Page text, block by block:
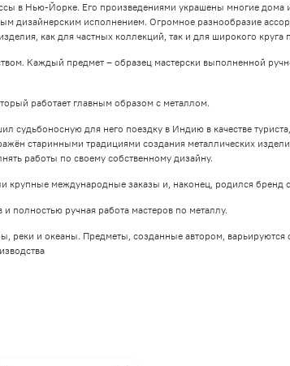
в Нью-Йорке. Его произведениями украшены многие
дизайнерским исполнением. Огромное разнообразие
как для частных коллекций, так и для широкого круга
Каждый предмет – образец мастерски выполненной
работает главным образом с металлом.
судьбоносную для него поездку в Индию в качестве
старинными традициями создания металлических
работы по своему собственному дизайну.
крупные международные заказы и, наконец, родился бренд
полностью ручная работа мастеров по металлу.
и океаны. Предметы, созданные автором, варьируются